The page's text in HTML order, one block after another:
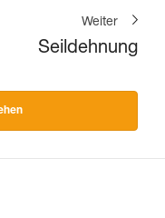
Weiter
Seildehnung